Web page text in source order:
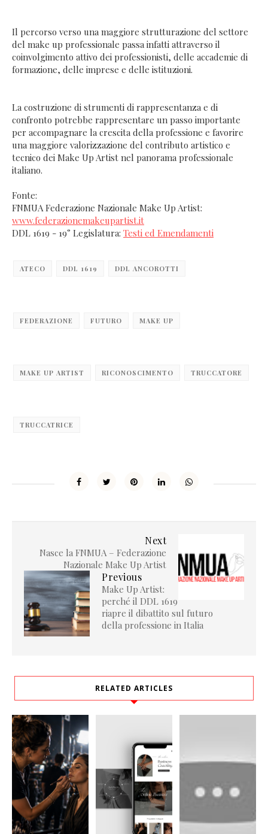
Il percorso verso una maggiore strutturazione del settore
del make up professionale passa infatti attraverso il
coinvolgimento attivo dei professionisti, delle accademie di
formazione, delle imprese e delle istituzioni.
La costruzione di strumenti di rappresentanza e di
confronto potrebbe rappresentare un passo importante
per accompagnare la crescita della professione e favorire
una maggiore valorizzazione del contributo artistico e
tecnico dei Make Up Artist nel panorama professionale
italiano.
Fonte:
FNMUA Federazione Nazionale Make Up Artist:
www.federazionemakeupartist.it
DDL 1619 - 19° Legislatura: Testi ed Emendamenti
ATECO DDL 1619 DDL ANCOROTTI
FEDERAZIONE FUTURO MAKE UP
MAKE UP ARTIST RICONOSCIMENTO TRUCCATORE
TRUCCATRICE
Next
Nasce la FNMUA – Federazione
Nazionale Make Up Artist
Previous
Make Up Artist:
perché il DDL 1619
riapre il dibattito sul futuro
della professione in Italia
RELATED ARTICLES